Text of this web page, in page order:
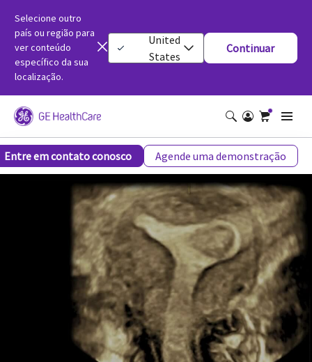
Selecione outro
país ou região para
ver conteúdo
específico da sua
localização.
United
States
Continuar
Detecção precoce
Entre em contato conosco Agende uma demonstração